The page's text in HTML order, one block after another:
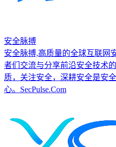
安全脉搏
安全脉搏,高质量的全球互联网
者们交流与分享前沿安全技术
质，关注安全，深耕安全是安
心。SecPulse.Com